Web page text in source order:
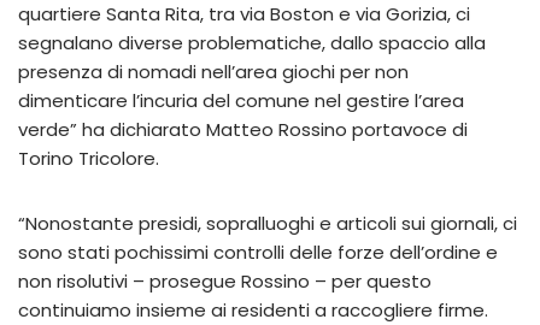
quartiere Santa Rita, tra via Boston e via Gorizia, ci
segnalano diverse problematiche, dallo spaccio alla
presenza di nomadi nell’area giochi per non
dimenticare l’incuria del comune nel gestire l’area
verde” ha dichiarato Matteo Rossino portavoce di
Torino Tricolore.
“Nonostante presidi, sopralluoghi e articoli sui giornali, ci
sono stati pochissimi controlli delle forze dell’ordine e
non risolutivi – prosegue Rossino – per questo
continuiamo insieme ai residenti a raccogliere firme.